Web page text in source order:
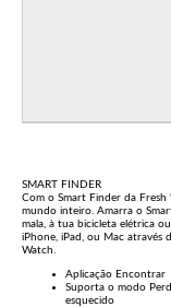
SMART FINDER
Com o Smart Finder da
mundo inteiro. Amarra o
mala, à tua bicicleta elétrica
iPhone, iPad, ou Mac através
Watch.
Aplicação Encontrar
Suporta o modo
esquecido